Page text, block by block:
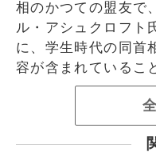
相のかつての盟友で
ル・アシュクロフト
に、学生時代の同首
容が含まれているこ